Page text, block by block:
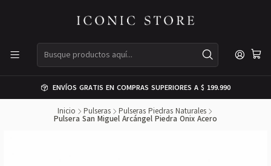
ENVÍOS GRATIS EN COMPRAS SUPERIORES A $ 199.990
Inicio Pulseras Pulseras Piedras Naturales
Pulsera San Miguel Arcángel Piedra Onix Acero